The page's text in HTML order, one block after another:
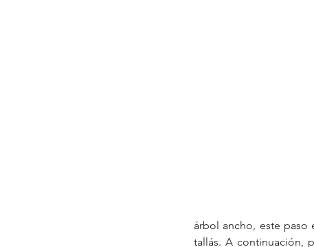
árbol ancho, este paso
tallás. A continuación,